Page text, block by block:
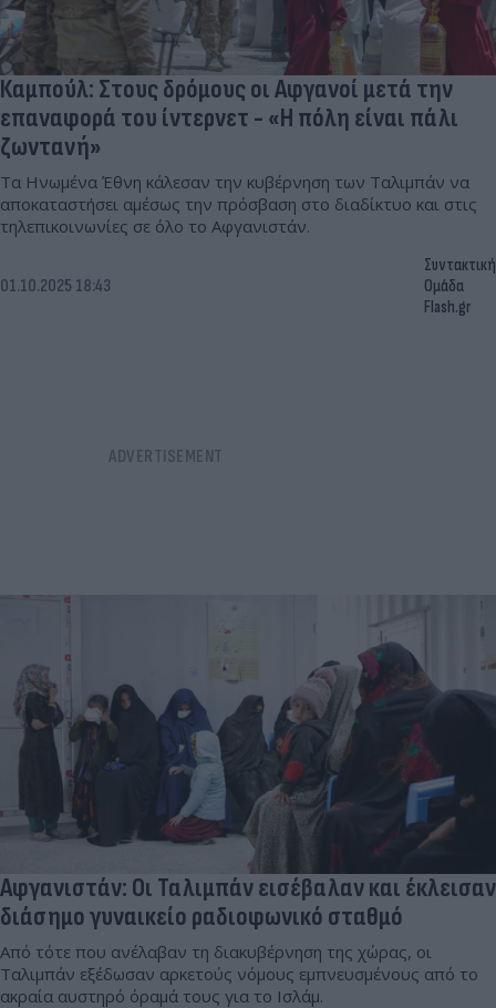
Καμπούλ: Στους δρόμους οι Αφγανοί μετά την
επαναφορά του ίντερνετ - «Η πόλη είναι πάλι
ζωντανή»
Τα Ηνωμένα Έθνη κάλεσαν την κυβέρνηση των Ταλιμπάν να
αποκαταστήσει αμέσως την πρόσβαση στο διαδίκτυο και στις
τηλεπικοινωνίες σε όλο το Αφγανιστάν.
01.10.2025 18:43
Συντακτική
Ομάδα
Flash.gr
Αφγανιστάν: Οι Ταλιμπάν εισέβαλαν και έκλεισαν
διάσημο γυναικείο ραδιοφωνικό σταθμό
Από τότε που ανέλαβαν τη διακυβέρνηση της χώρας, οι
Ταλιμπάν εξέδωσαν αρκετούς νόμους εμπνευσμένους από το
ακραία αυστηρό όραμά τους για το Ισλάμ.